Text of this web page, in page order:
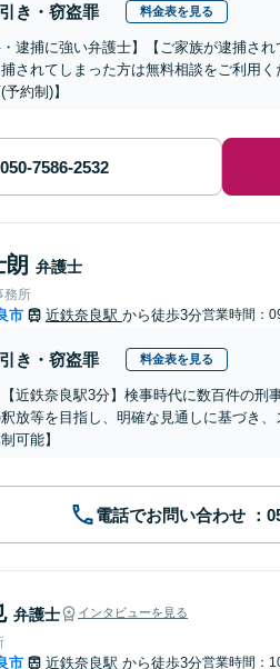
き・窃盗罪 料金表を見る
・逮捕に強い弁護士】【ご家族が逮捕さ
されてしまった方は無料相談をご利用
約制)】
弁護士
務所
市 近鉄奈良駅 から徒歩3分営業時間：
き・窃盗罪 料金表を見る
【近鉄奈良駅3分】検事時代に数百件の
放等を目指し、明確な見通しに基づき
可能】
電話でお問い合わせ
弁護士 インタビューを見る
市 近鉄奈良駅 から徒歩3分営業時間：